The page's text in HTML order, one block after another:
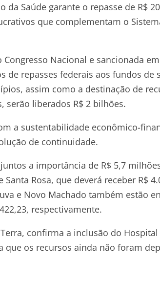
Saúde garante o repasse de R$
que complementam o
Nacional e sancionada
repasses federais aos fundos de
assim como a destinação de
serão liberados R$ 2 bilhões.
a sustentabilidade econômico-
de continuidade.
a importância de R$ 5,7
Rosa, que deverá receber R$
e Novo Machado também estão
respectivamente.
confirma a inclusão do Hospital
os recursos ainda não foram